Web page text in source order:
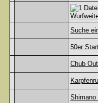
Suche
50er
Chub
Shimano